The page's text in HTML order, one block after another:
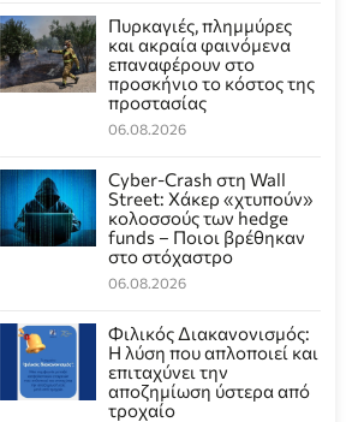
Πυρκαγιές, πλημμύρες
και ακραία φαινόμενα
επαναφέρουν στο
προσκήνιο το κόστος της
προστασίας
06.08.2026
Cyber-Crash στη Wall
Street: Χάκερ «χτυπούν»
κολοσσούς των hedge
funds – Ποιοι βρέθηκαν
στο στόχαστρο
06.08.2026
Φιλικός Διακανονισμός:
Η λύση που απλοποιεί και
επιταχύνει την
αποζημίωση ύστερα από
τροχαίο